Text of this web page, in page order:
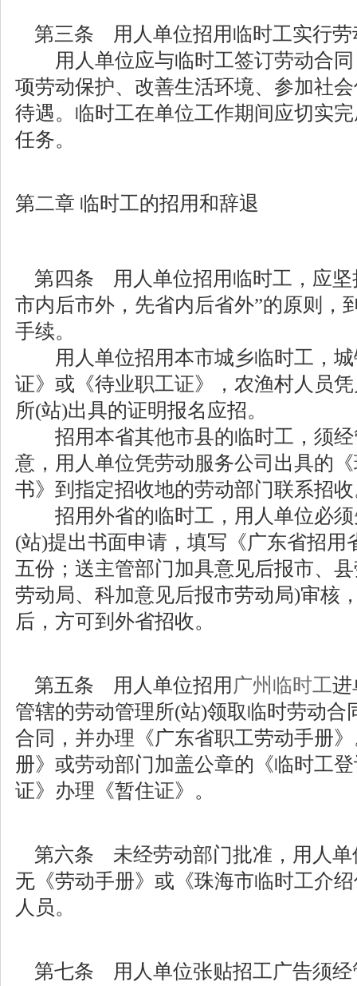
第三条 用人单位招用临时工实行劳
用人单位应与临时工签订劳动合同
项劳动保护、改善生活环境、参加社
待遇。临时工在单位工作期间应切实
任务。
第二章 临时工的招用和辞退
第四条 用人单位招用临时工，应坚
市内后市外，先省内后省外”的原则，
手续。
用人单位招用本市城乡临时工，城
证》或《待业职工证》，农渔村人员
所(站)出具的证明报名应招。
招用本省其他市县的临时工，须经
意，用人单位凭劳动服务公司出具的
书》到指定招收地的劳动部门联系招
招用外省的临时工，用人单位必须
(站)提出书面申请，填写《广东省招用
五份；送主管部门加具意见后报市、
劳动局、科加意见后报市劳动局)审核
后，方可到外省招收。
第五条 用人单位招用 广州临时工进
管辖的劳动管理所(站)领取临时劳动合
合同，并办理《广东省职工劳动手册
册》或劳动部门加盖公章的《临时工
证》办理《暂住证》。
第六条 未经劳动部门批准，用人单
无《劳动手册》或《珠海市临时工介
人员。
第七条 用人单位张贴招工广告须经